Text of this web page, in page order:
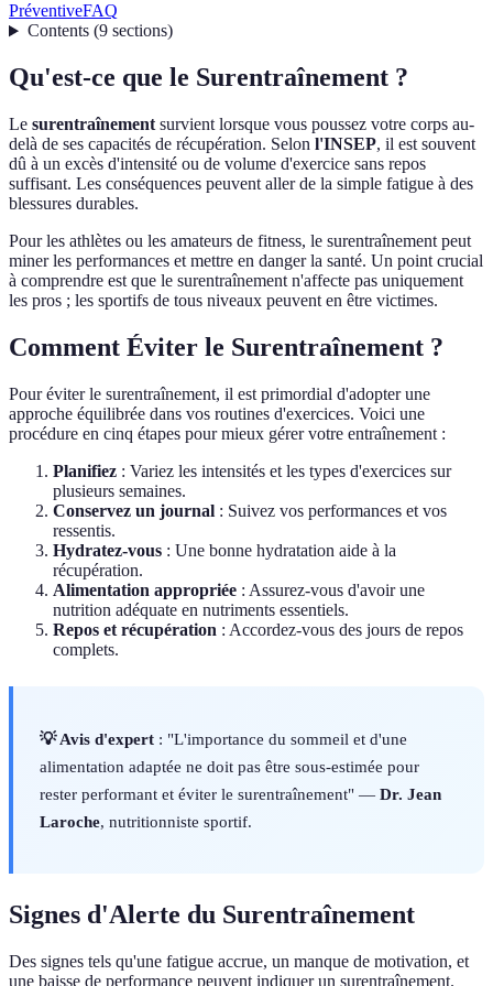
PréventiveFAQ
Contents(9 sections)
Qu'est-ce que le Surentraînement ?
Le surentraînement survient lorsque vous poussez votre corps au-
delà de ses capacités de récupération. Selon l'INSEP, il est souvent
dû à un excès d'intensité ou de volume d'exercice sans repos
suffisant. Les conséquences peuvent aller de la simple fatigue à des
blessures durables.
Pour les athlètes ou les amateurs de fitness, le surentraînement peut
miner les performances et mettre en danger la santé. Un point crucial
à comprendre est que le surentraînement n'affecte pas uniquement
les pros ; les sportifs de tous niveaux peuvent en être victimes.
Comment Éviter le Surentraînement ?
Pour éviter le surentraînement, il est primordial d'adopter une
approche équilibrée dans vos routines d'exercices. Voici une
procédure en cinq étapes pour mieux gérer votre entraînement :
Planifiez : Variez les intensités et les types d'exercices sur
plusieurs semaines.
Conservez un journal : Suivez vos performances et vos
ressentis.
Hydratez-vous : Une bonne hydratation aide à la
récupération.
Alimentation appropriée : Assurez-vous d'avoir une
nutrition adéquate en nutriments essentiels.
Repos et récupération : Accordez-vous des jours de repos
complets.
💡 Avis d'expert : "L'importance du sommeil et d'une
alimentation adaptée ne doit pas être sous-estimée pour
rester performant et éviter le surentraînement" — Dr. Jean
Laroche, nutritionniste sportif.
Signes d'Alerte du Surentraînement
Des signes tels qu'une fatigue accrue, un manque de motivation, et
une baisse de performance peuvent indiquer un surentraînement.